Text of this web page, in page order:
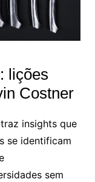
lições
Costner
insights que
se identificam
sem